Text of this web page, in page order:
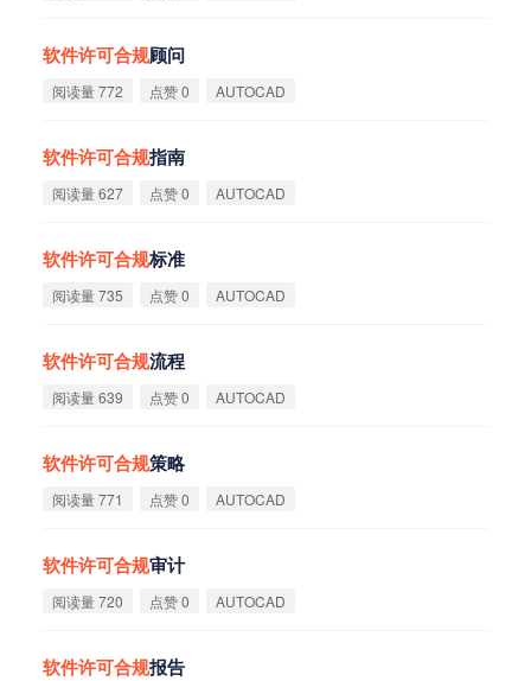
软件许可合规顾问
阅读量 772 点赞 0 AUTOCAD
软件许可合规指南
阅读量 627 点赞 0 AUTOCAD
软件许可合规标准
阅读量 735 点赞 0 AUTOCAD
软件许可合规流程
阅读量 639 点赞 0 AUTOCAD
软件许可合规策略
阅读量 771 点赞 0 AUTOCAD
软件许可合规审计
阅读量 720 点赞 0 AUTOCAD
软件许可合规报告